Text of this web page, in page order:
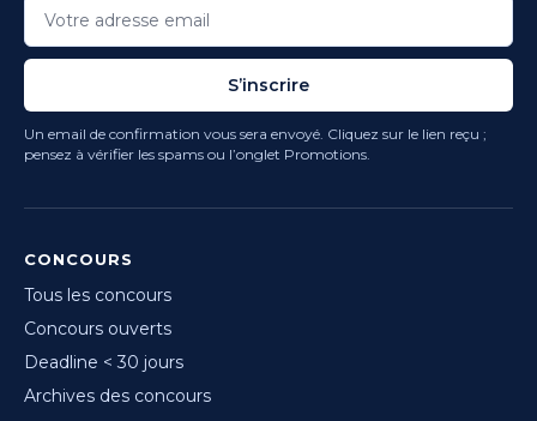
S’inscrire
Un email de confirmation vous sera envoyé. Cliquez sur le lien reçu ;
pensez à vérifier les spams ou l’onglet Promotions.
CONCOURS
Tous les concours
Concours ouverts
Deadline < 30 jours
Archives des concours